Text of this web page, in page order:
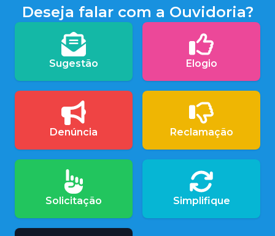
Deseja falar com a Ouvidoria?
Sugestão Elogio
Denúncia Reclamação
Solicitação Simplifique